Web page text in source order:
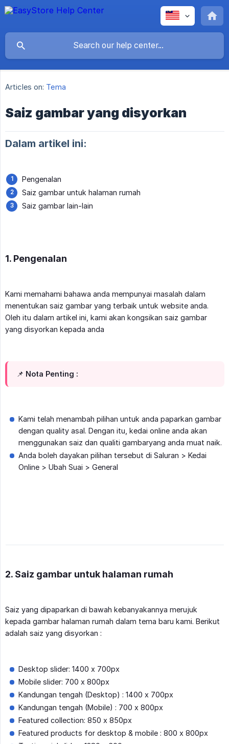
Articles on: Tema
Saiz gambar yang disyorkan
Dalam artikel ini:
Pengenalan
Saiz gambar untuk halaman rumah
Saiz gambar lain-lain
1. Pengenalan
Kami memahami bahawa anda mempunyai masalah dalam
menentukan saiz gambar yang terbaik untuk website anda.
Oleh itu dalam artikel ini, kami akan kongsikan saiz gambar
yang disyorkan kepada anda
📌 Nota Penting :
Kami telah menambah pilihan untuk anda paparkan gambar
dengan quality asal. Dengan itu, kedai online anda akan
menggunakan saiz dan qualiti gambaryang anda muat naik.
Anda boleh dayakan pilihan tersebut di Saluran > Kedai
Online > Ubah Suai > General
2. Saiz gambar untuk halaman rumah
Saiz yang dipaparkan di bawah kebanyakannya merujuk
kepada gambar halaman rumah dalam tema baru kami. Berikut
adalah saiz yang disyorkan :
Desktop slider: 1400 x 700px
Mobile slider: 700 x 800px
Kandungan tengah (Desktop) : 1400 x 700px
Kandungan tengah (Mobile) : 700 x 800px
Featured collection: 850 x 850px
Featured products for desktop & mobile : 800 x 800px